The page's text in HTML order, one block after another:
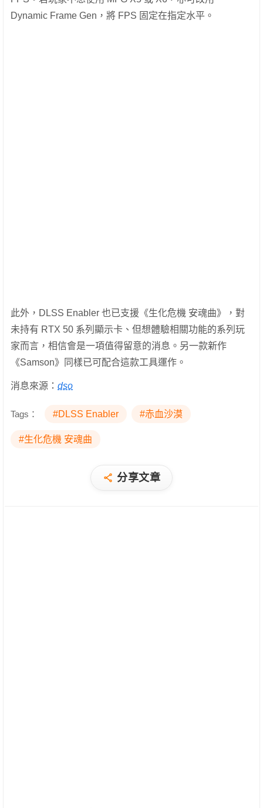
Dynamic Frame Gen，將 FPS 固定在指定水平。
此外，DLSS Enabler 也已支援《生化危機 安魂曲》，對
未持有 RTX 50 系列顯示卡、但想體驗相關功能的系列玩
家而言，相信會是一項值得留意的消息。另一款新作
《Samson》同樣已可配合這款工具運作。
消息來源： dso
Tags： #DLSS Enabler #赤血沙漠
#生化危機 安魂曲
分享文章